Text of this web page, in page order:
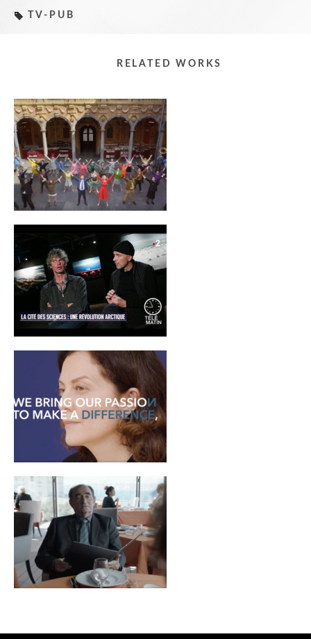
TV-PUB
RELATED WORKS